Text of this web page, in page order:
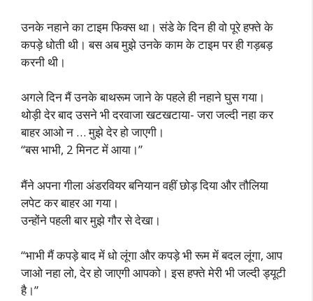
उनके नहाने का टाइम फिक्स था। संडे के दिन ही वो पूरे हफ्ते के
कपड़े धोती थी। बस अब मुझे उनके काम के टाइम पर ही गड़बड़
करनी थी।
अगले दिन मैं उनके बाथरूम जाने के पहले ही नहाने घुस गया।
थोड़ी देर बाद उसने भी दरवाजा खटखटाया- जरा जल्दी नहा कर
बाहर आओ न … मुझे देर हो जाएगी।
“बस भाभी, 2 मिनट में आया।”
मैंने अपना गीला अंडरवियर बनियान वहीं छोड़ दिया और तौलिया
लपेट कर बाहर आ गया।
उन्होंने पहली बार मुझे गौर से देखा।
“भाभी मैं कपड़े बाद में धो लूंगा और कपड़े भी रूम में बदल लूंगा, आप
जाओ नहा लो, देर हो जाएगी आपको। इस हफ्ते मेरी भी जल्दी ड्यूटी
है।”